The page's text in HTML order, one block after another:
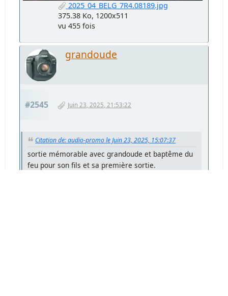
2025_04_BELG_7R4.08189.jpg
375.38 Ko, 1200x511
vu 455 fois
grandoude
#2545 Juin 23, 2025, 21:53:22
Citation de: audio-promo le Juin 23, 2025, 15:07:37
sortie mémorable avec grandoude et baptême du
feu pour son fils et sa première sortie.